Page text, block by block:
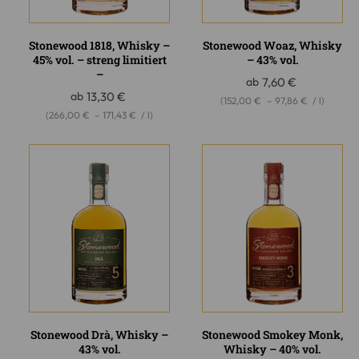
Stonewood 1818, Whisky –
45% vol. – streng limitiert
–
ab 13,30 €
(266,00 € – 171,43 € / l)
Stonewood Woaz, Whisky
– 43% vol.
ab 7,60 €
(152,00€ – 97,86 € / l)
Stonewood Drà, Whisky –
43% vol.
Stonewood Smokey Monk,
Whisky – 40% vol.